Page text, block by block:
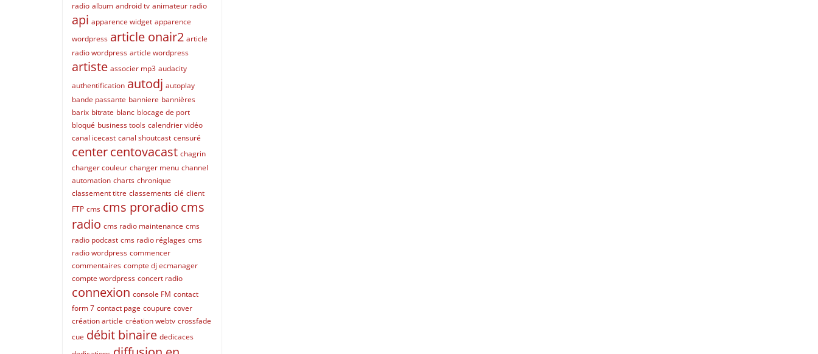
radio album android tv animateur radio
api apparence widget apparence
wordpress article onair2 article
radio wordpress article wordpress
artiste associer mp3 audacity
authentification autodj autoplay
bande passante banniere bannières
barix bitrate blanc blocage de port
bloqué business tools calendrier vidéo
canal icecast canal shoutcast censuré
centercentovacast chagrin
changer couleur changer menu channel
automation charts chronique
classement titre classements clé client
FTP cms cms proradio cms
radio cms radio maintenance cms
radio podcast cms radio réglages cms
radio wordpress commencer
commentaires compte dj ecmanager
compte wordpress concert radio
connexion console FM contact
form 7 contact page coupure cover
création article création webtv crossfade
cue débit binaire dedicaces